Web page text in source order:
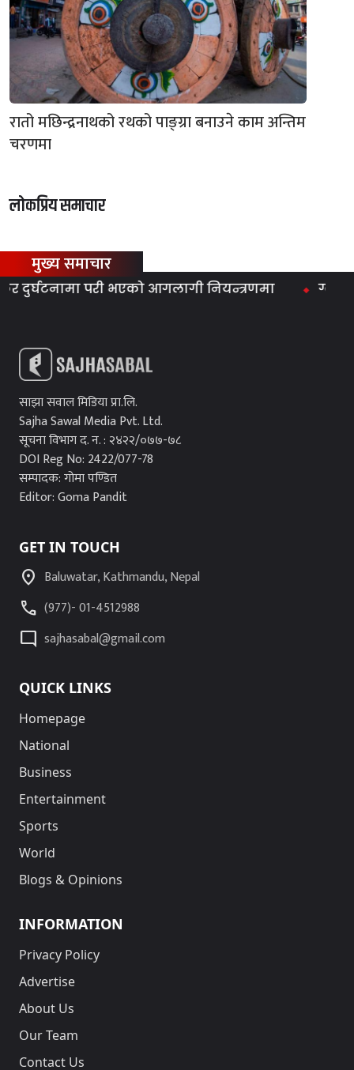
रातो मछिन्द्रनाथको रथको पाङ्ग्रा बनाउने काम अन्तिम
चरणमा
लोकप्रिय समाचार
मुख्य समाचार
परी भएको आगलागी नियन्त्रणमा
साझा सवाल मिडिया प्रा.लि.
Sajha Sawal Media Pvt. Ltd.
सूचना विभाग द. न. : २४२२/०७७-७८
DOI Reg No: 2422/077-78
सम्पादक: गोमा पण्डित
Editor: Goma Pandit
GET IN TOUCH
location_on Baluwatar, Kathmandu, Nepal
call (977)- 01-4512988
mode_comment sajhasabal@gmail.com
QUICK LINKS
Homepage
National
Business
Entertainment
Sports
World
Blogs & Opinions
INFORMATION
Privacy Policy
Advertise
About Us
Our Team
Contact Us